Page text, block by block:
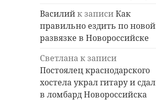
Василийк записиКак
правильно ездить по новой
развязке в Новороссийске
Светланак записи
Постоялец краснодарского
хостела украл гитару и сдал
в ломбард Новороссийска